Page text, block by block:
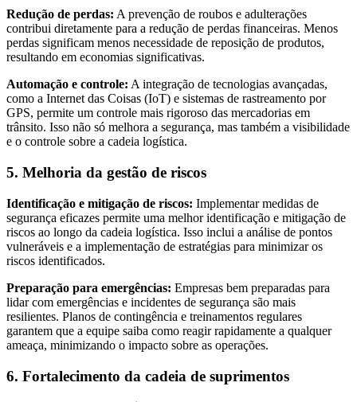
Redução de perdas: A prevenção de roubos e adulterações
contribui diretamente para a redução de perdas financeiras. Menos
perdas significam menos necessidade de reposição de produtos,
resultando em economias significativas.
Automação e controle: A integração de tecnologias avançadas,
como a Internet das Coisas (IoT) e sistemas de rastreamento por
GPS, permite um controle mais rigoroso das mercadorias em
trânsito. Isso não só melhora a segurança, mas também a visibilidade
e o controle sobre a cadeia logística.
5. Melhoria da gestão de riscos
Identificação e mitigação de riscos: Implementar medidas de
segurança eficazes permite uma melhor identificação e mitigação de
riscos ao longo da cadeia logística. Isso inclui a análise de pontos
vulneráveis e a implementação de estratégias para minimizar os
riscos identificados.
Preparação para emergências: Empresas bem preparadas para
lidar com emergências e incidentes de segurança são mais
resilientes. Planos de contingência e treinamentos regulares
garantem que a equipe saiba como reagir rapidamente a qualquer
ameaça, minimizando o impacto sobre as operações.
6. Fortalecimento da cadeia de suprimentos